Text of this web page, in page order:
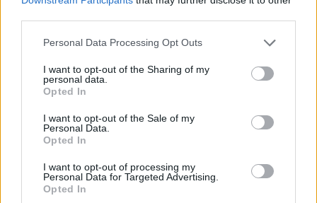
Personal Data Processing Opt Outs
I want to opt-out of the Sharing of my
personal data.
Opted In
I want to opt-out of the Sale of my
Personal Data.
Opted In
I want to opt-out of processing my
Personal Data for Targeted Advertising.
Opted In
ΔΕΙΤΕ ΕΠΙΣΗΣ